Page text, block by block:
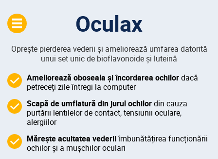
Oculax
Opreşte pierderea vederii şi ameliorează umfarea datorită
unui set unic de bioflavonoide și luteină
Ameliorează oboseala și încordarea ochilordacă
petreceți zile întregi la computer
Scapă de umflatură din jurul ochilordin cauza
purtării lentilelor de contact, tensiunii oculare,
alergiilor
Măreşte acuitatea vederiiîmbunătățirea funcționării
ochilor și a mușchilor oculari